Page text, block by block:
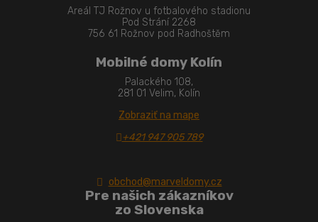
Areál TJ Rožnov u fotbalového stadionu
Pod Strání 2268
756 61 Rožnov pod Radhoštěm
Mobilné domy Kolín
Palackého 108,
281 01 Velim, Kolín
Zobraziť na mape
+421 947 905 789
obchod@marveldomy.cz
Pre našich zákazníkov
zo Slovenska